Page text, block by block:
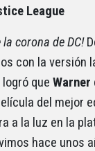
League
corona de DC!
con la versión
que Warner
del mejor
a la luz en la
hace unos